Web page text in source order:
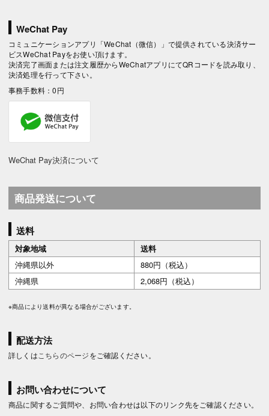
WeChat Pay
コミュニケーションアプリ「WeChat（微信）」で提供されている決済サー
ビスWeChat Payをお使い頂けます。
決済完了画面または注文履歴からWeChatアプリにてQRコードを読み取り、
決済処理を行って下さい。
事務手数料：0円
WeChat Pay決済について
商品発送について
送料
対象地域
送料
沖縄県以外
880円（税込）
沖縄県
2,068円（税込）
※商品により送料が異なる場合がございます。
配送方法
詳しくは こちらのページをご確認ください。
お問い合わせについて
商品に関するご質問や、お問い合わせは以下のリンク先をご確認ください。